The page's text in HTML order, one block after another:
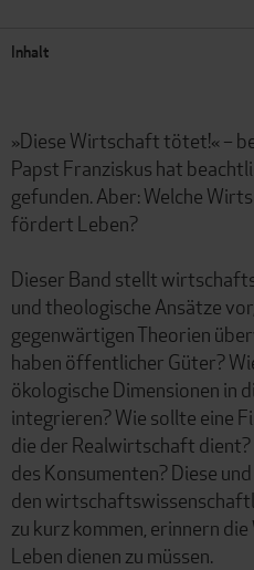
Inhalt
»Diese Wirtschaft tötet!« –
Papst Franziskus hat
gefunden. Aber: Welche
fördert Leben?
Dieser Band stellt
und theologische Ansätze
gegenwärtigen Theorien
haben öffentlicher Güter?
ökologische Dimensionen in
integrieren? Wie sollte eine
die der Realwirtschaft
des Konsumenten? Diese
den
zu kurz kommen, erinnern
Leben dienen zu müssen.